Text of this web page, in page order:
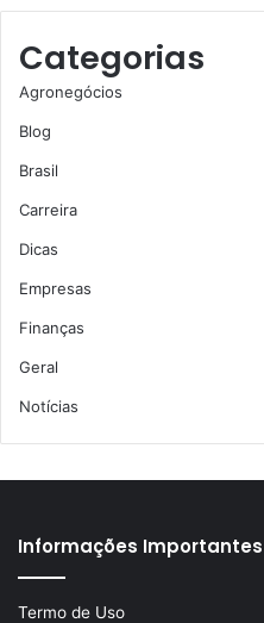
Categorias
Agronegócios
Blog
Brasil
Carreira
Dicas
Empresas
Finanças
Geral
Notícias
Informações Importantes
Termo de Uso